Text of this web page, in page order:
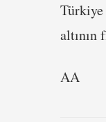
altının
AA